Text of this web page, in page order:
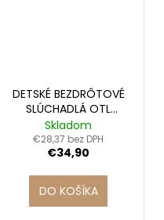
DETSKÉ BEZDRÔTOVÉ
SLÚCHADLÁ OTL
POKEMON PIKACHU
Skladom
€28,37 bez DPH
€34,90
DO KOŠÍKA